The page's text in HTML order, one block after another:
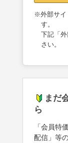
※外部サイ
す。
下記「
さい。
まだ
ら
「会員特
配信」等